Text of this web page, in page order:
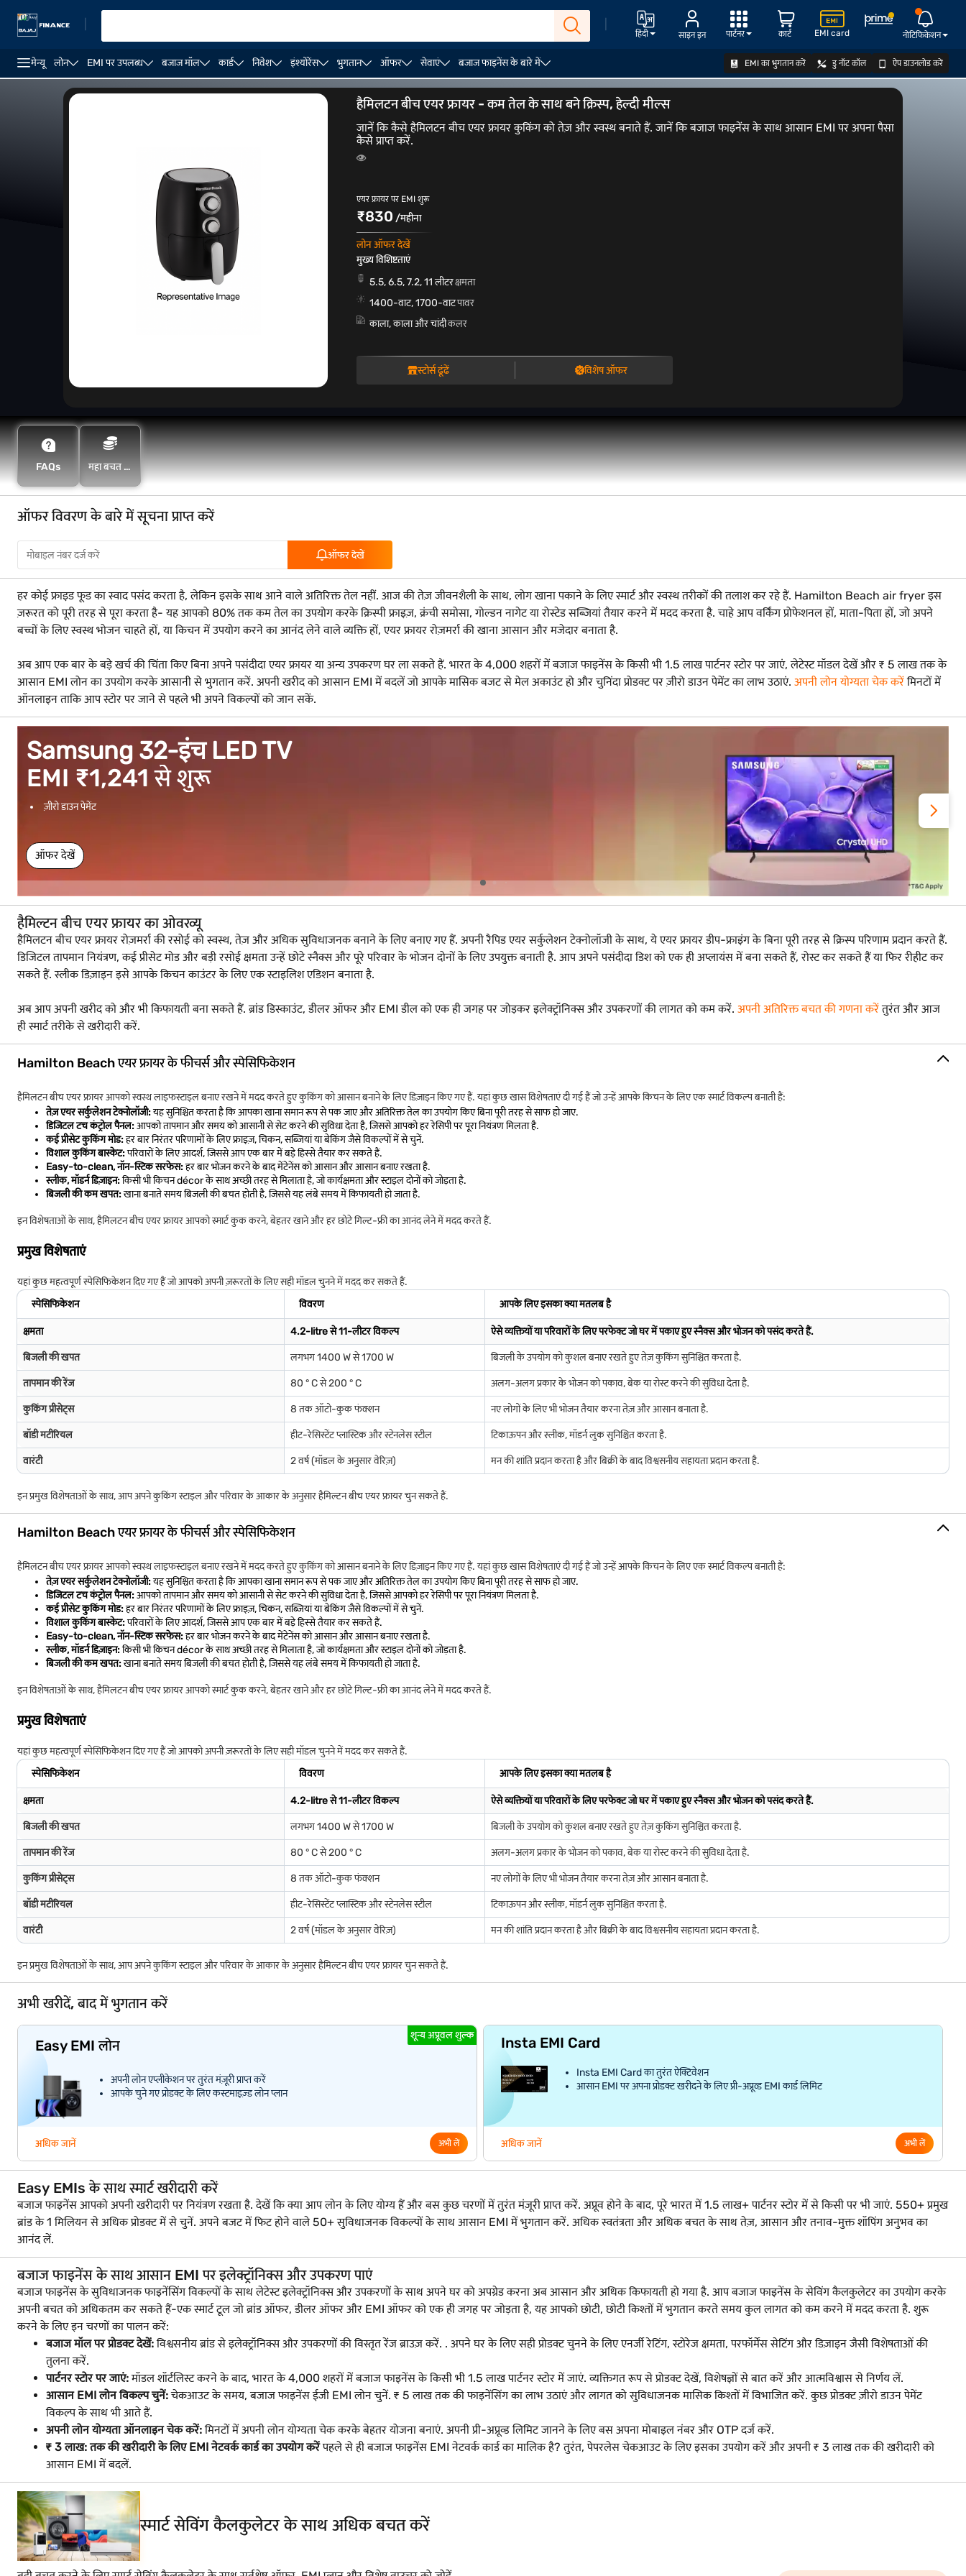
हिंदी साइन इन EMI card नोटिफिकेशन
कार्ट
पार्टनर
मेन्यू लोन EMI पर उपलब्ध बजाज मॉल कार्ड निवेश इंश्योरेंस भुगतान ऑफर सेवाएं बजाज फाइनेंस के बारे में EMI का भुगतान करें डु नॉट कॉल ऐप डाउनलोड करें
₹3,000 से कम कीमत के एयर फ्रायर ₹4,000 से कम कीमत के एयर फ्रायर इंस्टेंट एयर फ्रायर स्टेनलेस स्टील एयर फ्रायर ऑफर देखें
हैमिलटन बीच एयर फ्रायर - कम तेल के साथ बने क्रिस्प, हेल्दी मील्स
जानें कि कैसे हैमिलटन बीच एयर फ्रायर कुकिंग को तेज़ और स्वस्थ बनाते हैं. जानें कि बजाज फाइनेंस के साथ आसान EMI पर अपना पैसा
कैसे प्राप्त करें.
एयर फ्रायर पर EMI शुरू
₹830 /महीना
लोन ऑफर देखें
मुख्य विशिष्टताएं
5.5, 6.5, 7.2, 11 लीटरक्षमता
1400-वाट, 1700-वाटपावर
काला, काला और चांदीकलर
स्टोर्स ढूंढें विशेष ऑफर
FAQs
महा बचत के
बचत करें
ऑफर विवरण के बारे में सूचना प्राप्त करें
ऑफर देखें
हर कोई फ्राइड फूड का स्वाद पसंद करता है, लेकिन इसके साथ आने वाले अतिरिक्त तेल नहीं. आज की तेज़ जीवनशैली के साथ, लोग खाना पकाने के लिए स्मार्ट और स्वस्थ तरीकों की तलाश कर रहे हैं. Hamilton Beach air fryer इस
ज़रूरत को पूरी तरह से पूरा करता है- यह आपको 80% तक कम तेल का उपयोग करके क्रिस्पी फ्राइज़, क्रंची समोसा, गोल्डन नागेट या रोस्टेड सब्जियां तैयार करने में मदद करता है. चाहे आप वर्किंग प्रोफेशनल हों, माता-पिता हों, जो अपने
बच्चों के लिए स्वस्थ भोजन चाहते हों, या किचन में उपयोग करने का आनंद लेने वाले व्यक्ति हों, एयर फ्रायर रोज़मर्रा की खाना आसान और मजेदार बनाता है.
अब आप एक बार के बड़े खर्च की चिंता किए बिना अपने पसंदीदा एयर फ्रायर या अन्य उपकरण घर ला सकते हैं. भारत के 4,000 शहरों में बजाज फाइनेंस के किसी भी 1.5 लाख पार्टनर स्टोर पर जाएं, लेटेस्ट मॉडल देखें और ₹ 5 लाख तक के
आसान EMI लोन का उपयोग करके आसानी से भुगतान करें. अपनी खरीद को आसान EMI में बदलें जो आपके मासिक बजट से मेल अकाउंट हो और चुनिंदा प्रोडक्ट पर ज़ीरो डाउन पेमेंट का लाभ उठाएं. अपनी लोन योग्यता चेक करेंमिनटों में
ऑनलाइन ताकि आप स्टोर पर जाने से पहले भी अपने विकल्पों को जान सकें.
Samsung 32-इंच LED TV
EMI ₹1,241 से शुरू
ज़ीरो डाउन पेमेंट
ऑफर देखें
हैमिल्टन बीच एयर फ्रायर का ओवरव्यू
हैमिलटन बीच एयर फ्रायर रोज़मर्रा की रसोई को स्वस्थ, तेज़ और अधिक सुविधाजनक बनाने के लिए बनाए गए हैं. अपनी रैपिड एयर सर्कुलेशन टेक्नोलॉजी के साथ, ये एयर फ्रायर डीप-फ्राइंग के बिना पूरी तरह से क्रिस्प परिणाम प्रदान करते हैं.
डिजिटल तापमान नियंत्रण, कई प्रीसेट मोड और बड़ी रसोई क्षमता उन्हें छोटे स्नैक्स और पूरे परिवार के भोजन दोनों के लिए उपयुक्त बनाती है. आप अपने पसंदीदा डिश को एक ही अप्लायंस में बना सकते हैं, रोस्ट कर सकते हैं या फिर रीहीट कर
सकते हैं. स्लीक डिज़ाइन इसे आपके किचन काउंटर के लिए एक स्टाइलिश एडिशन बनाता है.
अब आप अपनी खरीद को और भी किफायती बना सकते हैं. ब्रांड डिस्काउंट, डीलर ऑफर और EMI डील को एक ही जगह पर जोड़कर इलेक्ट्रॉनिक्स और उपकरणों की लागत को कम करें. अपनी अतिरिक्त बचत की गणना करेंतुरंत और आज
ही स्मार्ट तरीके से खरीदारी करें.
Hamilton Beach एयर फ्रायर के फीचर्स और स्पेसिफिकेशन
हैमिलटन बीच एयर फ्रायर आपको स्वस्थ लाइफस्टाइल बनाए रखने में मदद करते हुए कुकिंग को आसान बनाने के लिए डिज़ाइन किए गए हैं. यहां कुछ खास विशेषताएं दी गई हैं जो उन्हें आपके किचन के लिए एक स्मार्ट विकल्प बनाती हैं:
तेज़ एयर सर्कुलेशन टेक्नोलॉजी:यह सुनिश्चित करता है कि आपका खाना समान रूप से पक जाए और अतिरिक्त तेल का उपयोग किए बिना पूरी तरह से साफ हो जाए.
डिजिटल टच कंट्रोल पैनल:आपको तापमान और समय को आसानी से सेट करने की सुविधा देता है, जिससे आपको हर रेसिपी पर पूरा नियंत्रण मिलता है.
कई प्रीसेट कुकिंग मोड:हर बार निरंतर परिणामों के लिए फ्राइज़, चिकन, सब्जियां या बेकिंग जैसे विकल्पों में से चुनें.
विशाल कुकिंग बास्केट:परिवारों के लिए आदर्श, जिससे आप एक बार में बड़े हिस्से तैयार कर सकते हैं.
Easy-to-clean, नॉन-स्टिक सरफेस:हर बार भोजन करने के बाद मेंटेनेंस को आसान और आसान बनाए रखता है.
स्लीक, मॉडर्न डिज़ाइन:किसी भी किचन décor के साथ अच्छी तरह से मिलाता है, जो कार्यक्षमता और स्टाइल दोनों को जोड़ता है.
बिजली की कम खपत:खाना बनाते समय बिजली की बचत होती है, जिससे यह लंबे समय में किफायती हो जाता है.
इन विशेषताओं के साथ, हैमिलटन बीच एयर फ्रायर आपको स्मार्ट कुक करने, बेहतर खाने और हर छोटे गिल्ट-फ्री का आनंद लेने में मदद करते हैं.
प्रमुख विशेषताएं
यहां कुछ महत्वपूर्ण स्पेसिफिकेशन दिए गए हैं जो आपको अपनी ज़रूरतों के लिए सही मॉडल चुनने में मदद कर सकते हैं.
स्पेसिफिकेशन
विवरण आपके लिए इसका क्या मतलब है
क्षमता 4.2-litre से 11-लीटर विकल्प ऐसे व्यक्तियों या परिवारों के लिए परफेक्ट जो घर में पकाए हुए स्नैक्स और भोजन को पसंद करते हैं.
बिजली की खपत लगभग 1400 W से 1700 W बिजली के उपयोग को कुशल बनाए रखते हुए तेज़ कुकिंग सुनिश्चित करता है.
तापमान की रेंज 80 ° C से 200 ° C अलग-अलग प्रकार के भोजन को पकाव, बेक या रोस्ट करने की सुविधा देता है.
कुकिंग प्रीसेट्स 8 तक ऑटो-कुक फंक्शन नए लोगों के लिए भी भोजन तैयार करना तेज़ और आसान बनाता है.
बॉडी मटीरियल हीट-रेसिस्टेंट प्लास्टिक और स्टेनलेस स्टील टिकाऊपन और स्लीक, मॉडर्न लुक सुनिश्चित करता है.
वारंटी 2 वर्ष (मॉडल के अनुसार वेरिज़) मन की शांति प्रदान करता है और बिक्री के बाद विश्वसनीय सहायता प्रदान करता है.
इन प्रमुख विशेषताओं के साथ, आप अपने कुकिंग स्टाइल और परिवार के आकार के अनुसार हैमिल्टन बीच एयर फ्रायर चुन सकते हैं.
Hamilton Beach एयर फ्रायर के फीचर्स और स्पेसिफिकेशन
हैमिलटन बीच एयर फ्रायर आपको स्वस्थ लाइफस्टाइल बनाए रखने में मदद करते हुए कुकिंग को आसान बनाने के लिए डिज़ाइन किए गए हैं. यहां कुछ खास विशेषताएं दी गई हैं जो उन्हें आपके किचन के लिए एक स्मार्ट विकल्प बनाती हैं:
तेज़ एयर सर्कुलेशन टेक्नोलॉजी:यह सुनिश्चित करता है कि आपका खाना समान रूप से पक जाए और अतिरिक्त तेल का उपयोग किए बिना पूरी तरह से साफ हो जाए.
डिजिटल टच कंट्रोल पैनल:आपको तापमान और समय को आसानी से सेट करने की सुविधा देता है, जिससे आपको हर रेसिपी पर पूरा नियंत्रण मिलता है.
कई प्रीसेट कुकिंग मोड:हर बार निरंतर परिणामों के लिए फ्राइज़, चिकन, सब्जियां या बेकिंग जैसे विकल्पों में से चुनें.
विशाल कुकिंग बास्केट:परिवारों के लिए आदर्श, जिससे आप एक बार में बड़े हिस्से तैयार कर सकते हैं.
Easy-to-clean, नॉन-स्टिक सरफेस:हर बार भोजन करने के बाद मेंटेनेंस को आसान और आसान बनाए रखता है.
स्लीक, मॉडर्न डिज़ाइन:किसी भी किचन décor के साथ अच्छी तरह से मिलाता है, जो कार्यक्षमता और स्टाइल दोनों को जोड़ता है.
बिजली की कम खपत:खाना बनाते समय बिजली की बचत होती है, जिससे यह लंबे समय में किफायती हो जाता है.
इन विशेषताओं के साथ, हैमिलटन बीच एयर फ्रायर आपको स्मार्ट कुक करने, बेहतर खाने और हर छोटे गिल्ट-फ्री का आनंद लेने में मदद करते हैं.
प्रमुख विशेषताएं
यहां कुछ महत्वपूर्ण स्पेसिफिकेशन दिए गए हैं जो आपको अपनी ज़रूरतों के लिए सही मॉडल चुनने में मदद कर सकते हैं.
स्पेसिफिकेशन
विवरण आपके लिए इसका क्या मतलब है
क्षमता 4.2-litre से 11-लीटर विकल्प ऐसे व्यक्तियों या परिवारों के लिए परफेक्ट जो घर में पकाए हुए स्नैक्स और भोजन को पसंद करते हैं.
बिजली की खपत लगभग 1400 W से 1700 W बिजली के उपयोग को कुशल बनाए रखते हुए तेज़ कुकिंग सुनिश्चित करता है.
तापमान की रेंज 80 ° C से 200 ° C अलग-अलग प्रकार के भोजन को पकाव, बेक या रोस्ट करने की सुविधा देता है.
कुकिंग प्रीसेट्स 8 तक ऑटो-कुक फंक्शन नए लोगों के लिए भी भोजन तैयार करना तेज़ और आसान बनाता है.
बॉडी मटीरियल हीट-रेसिस्टेंट प्लास्टिक और स्टेनलेस स्टील टिकाऊपन और स्लीक, मॉडर्न लुक सुनिश्चित करता है.
वारंटी 2 वर्ष (मॉडल के अनुसार वेरिज़) मन की शांति प्रदान करता है और बिक्री के बाद विश्वसनीय सहायता प्रदान करता है.
इन प्रमुख विशेषताओं के साथ, आप अपने कुकिंग स्टाइल और परिवार के आकार के अनुसार हैमिल्टन बीच एयर फ्रायर चुन सकते हैं.
अभी खरीदें, बाद में भुगतान करें
शून्य अप्रूवल शुल्क
Easy EMI लोन
अपनी लोन एप्लीकेशन पर तुरंत मंज़ूरी प्राप्त करें
आपके चुने गए प्रोडक्ट के लिए कस्टमाइज़्ड लोन प्लान
अधिक जानें अभी लें
Insta EMI Card
Insta EMI Card का तुरंत ऐक्टिवेशन
आसान EMI पर अपना प्रोडक्ट खरीदने के लिए प्री-अप्रूव्ड EMI कार्ड लिमिट
अधिक जानें अभी लें
Easy EMIs के साथ स्मार्ट खरीदारी करें
बजाज फाइनेंस आपको अपनी खरीदारी पर नियंत्रण रखता है. देखें कि क्या आप लोन के लिए योग्य हैं और बस कुछ चरणों में तुरंत मंज़ूरी प्राप्त करें. अप्रूव होने के बाद, पूरे भारत में 1.5 लाख+ पार्टनर स्टोर में से किसी पर भी जाएं. 550+ प्रमुख
ब्रांड के 1 मिलियन से अधिक प्रोडक्ट में से चुनें. अपने बजट में फिट होने वाले 50+ सुविधाजनक विकल्पों के साथ आसान EMI में भुगतान करें. अधिक स्वतंत्रता और अधिक बचत के साथ तेज़, आसान और तनाव-मुक्त शॉपिंग अनुभव का
आनंद लें.
बजाज फाइनेंस के साथ आसान EMI पर इलेक्ट्रॉनिक्स और उपकरण पाएं
बजाज फाइनेंस के सुविधाजनक फाइनेंसिंग विकल्पों के साथ लेटेस्ट इलेक्ट्रॉनिक्स और उपकरणों के साथ अपने घर को अपग्रेड करना अब आसान और अधिक किफायती हो गया है. आप बजाज फाइनेंस के सेविंग कैलकुलेटर का उपयोग करके
अपनी बचत को अधिकतम कर सकते हैं-एक स्मार्ट टूल जो ब्रांड ऑफर, डीलर ऑफर और EMI ऑफर को एक ही जगह पर जोड़ता है, यह आपको छोटी, छोटी किश्तों में भुगतान करते समय कुल लागत को कम करने में मदद करता है. शुरू
करने के लिए इन चरणों का पालन करें:
बजाज मॉल पर प्रोडक्ट देखें:विश्वसनीय ब्रांड से इलेक्ट्रॉनिक्स और उपकरणों की विस्तृत रेंज ब्राउज़ करें. . अपने घर के लिए सही प्रोडक्ट चुनने के लिए एनर्जी रेटिंग, स्टोरेज क्षमता, परफॉर्मेंस सेटिंग और डिज़ाइन जैसी विशेषताओं की
तुलना करें.
पार्टनर स्टोर पर जाएं:मॉडल शॉर्टलिस्ट करने के बाद, भारत के 4,000 शहरों में बजाज फाइनेंस के किसी भी 1.5 लाख पार्टनर स्टोर में जाएं. व्यक्तिगत रूप से प्रोडक्ट देखें, विशेषज्ञों से बात करें और आत्मविश्वास से निर्णय लें.
आसान EMI लोन विकल्प चुनें:चेकआउट के समय, बजाज फाइनेंस ईजी EMI लोन चुनें. ₹ 5 लाख तक की फाइनेंसिंग का लाभ उठाएं और लागत को सुविधाजनक मासिक किश्तों में विभाजित करें. कुछ प्रोडक्ट ज़ीरो डाउन पेमेंट
विकल्प के साथ भी आते हैं.
अपनी लोन योग्यता ऑनलाइन चेक करें:मिनटों में अपनी लोन योग्यता चेक करके बेहतर योजना बनाएं. अपनी प्री-अप्रूव्ड लिमिट जानने के लिए बस अपना मोबाइल नंबर और OTP दर्ज करें.
₹ 3 लाख: तक की खरीदारी के लिए EMI नेटवर्क कार्ड का उपयोग करेंपहले से ही बजाज फाइनेंस EMI नेटवर्क कार्ड का मालिक है? तुरंत, पेपरलेस चेकआउट के लिए इसका उपयोग करें और अपनी ₹ 3 लाख तक की खरीदारी को
आसान EMI में बदलें.
स्मार्ट सेविंग कैलकुलेटर के साथ अधिक बचत करें